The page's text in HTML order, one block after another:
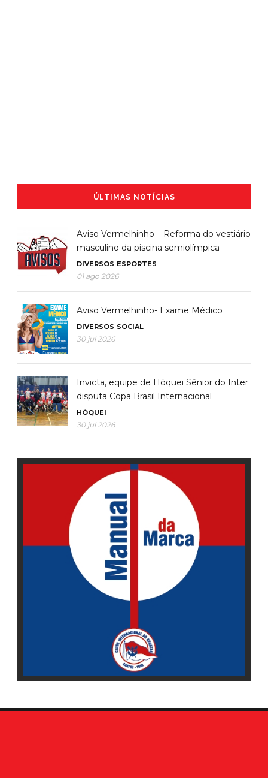
ÚLTIMAS NOTÍCIAS
Aviso Vermelhinho – Reforma do vestiário
masculino da piscina semiolímpica
DIVERSOS ESPORTES
01 ago 2026
Aviso Vermelhinho- Exame Médico
DIVERSOS SOCIAL
30 jul 2026
Invicta, equipe de Hóquei Sênior do Inter
disputa Copa Brasil Internacional
HÓQUEI
30 jul 2026